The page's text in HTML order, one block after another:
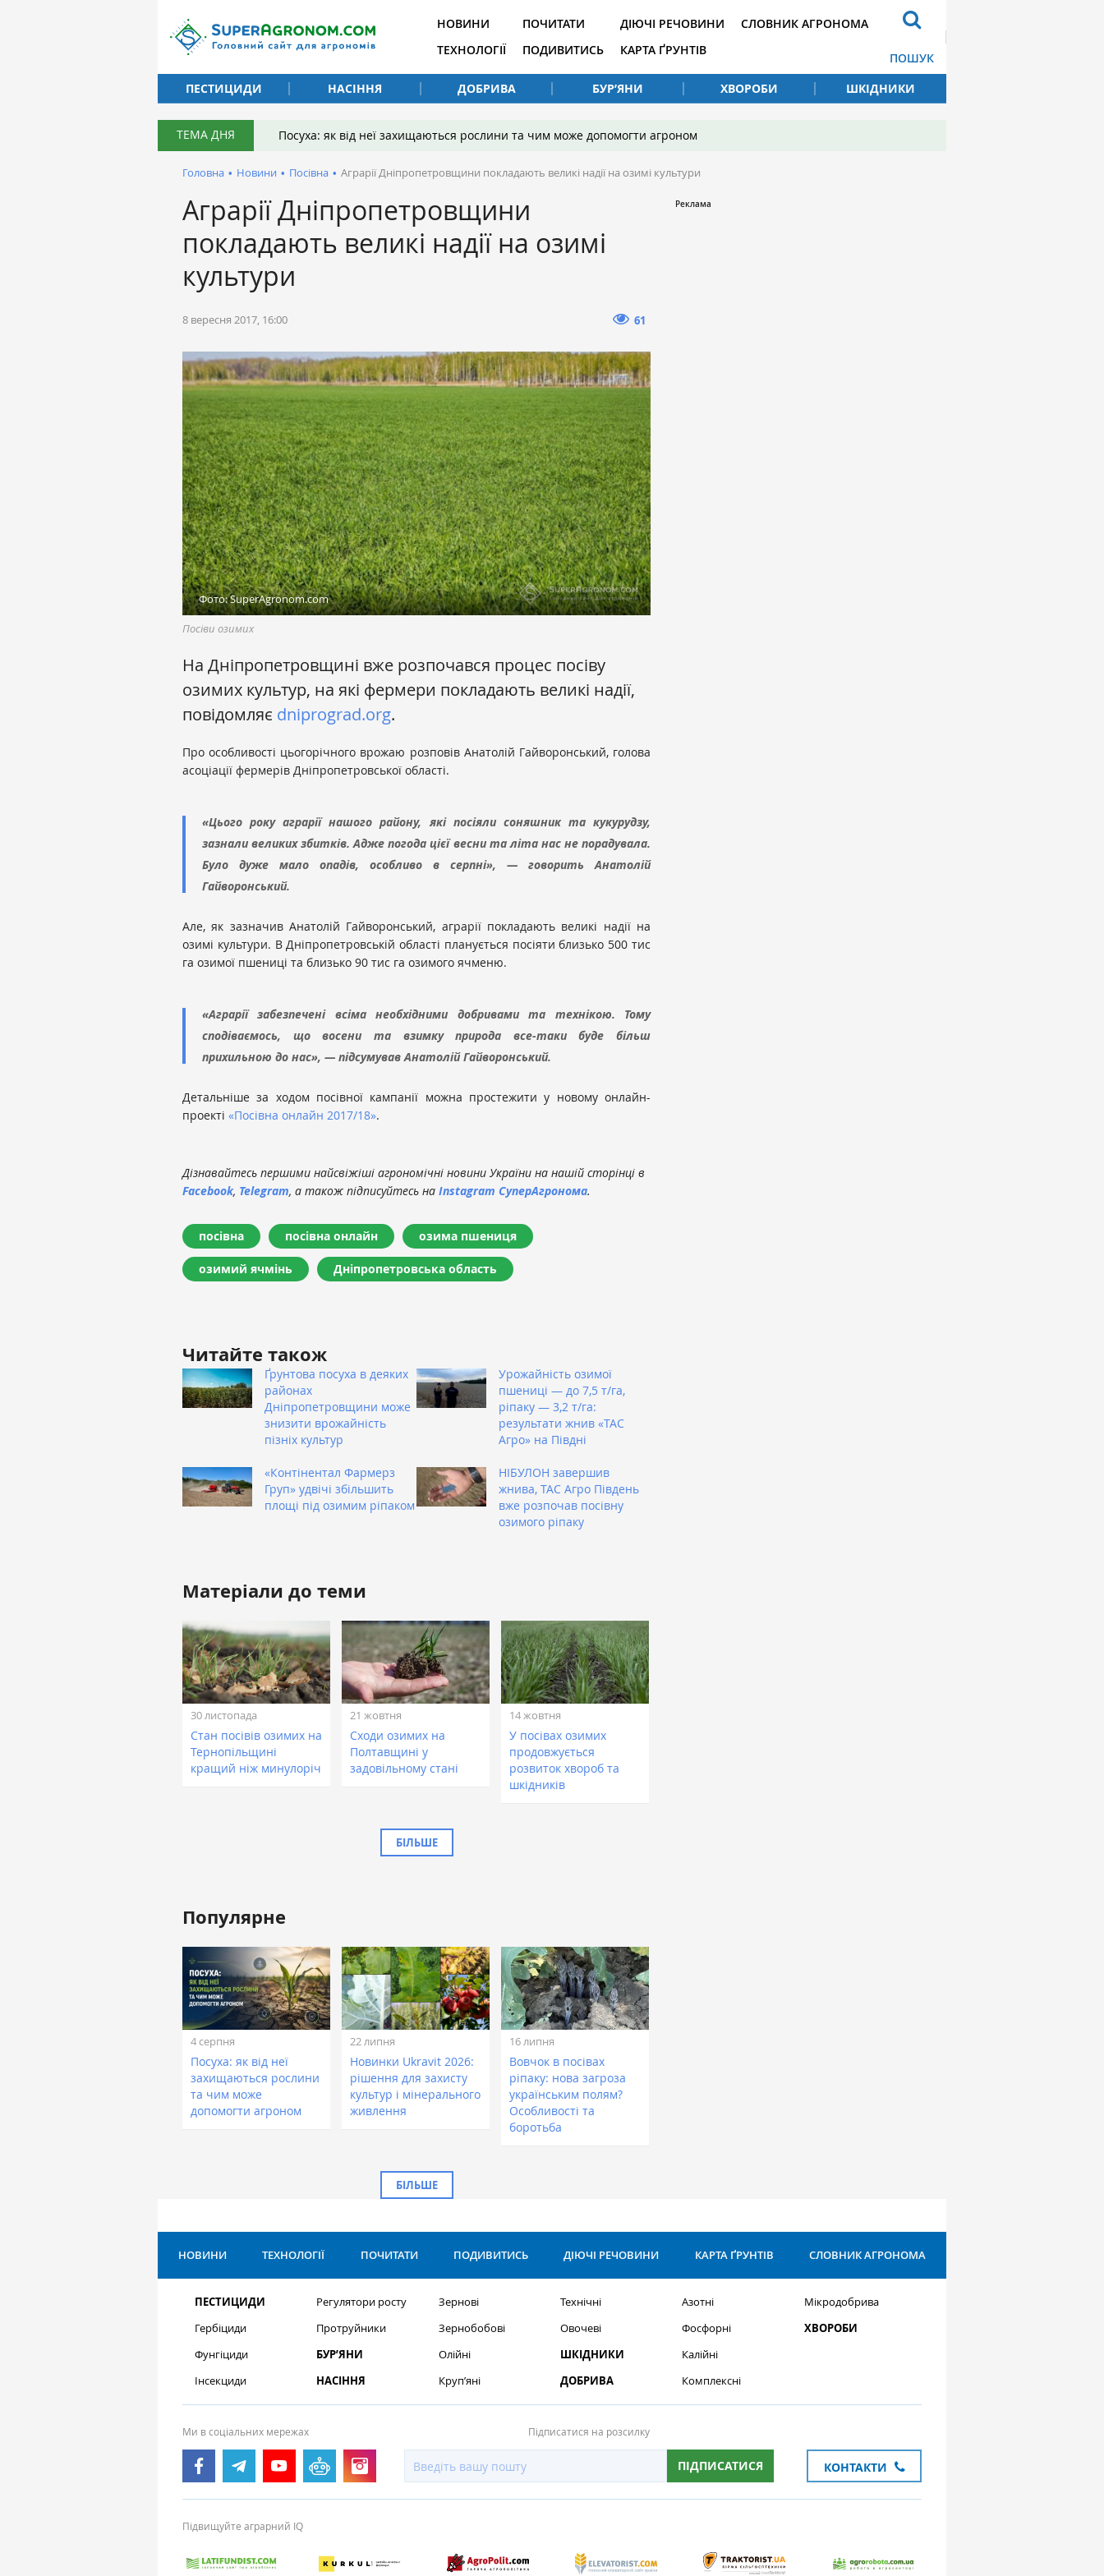
НОВИНИ
ТЕХНОЛОГІЇ
ПОЧИТАТИ
ПОДИВИТИСЬ
ДІЮЧІ РЕЧОВИНИ
КАРТА ҐРУНТІВ
СЛОВНИК АГРОНОМА
ПОШУК
ПЕСТИЦИДИ
НАСІННЯ ДОБРИВА БУР’ЯНИ ХВОРОБИ ШКІДНИКИ
ТЕМА ДНЯ Посуха: як від неї захищаються рослини та чим може допомогти агроном
Головна • Новини • Посівна • Аграрії Дніпропетровщини покладають великі надії на озимі культури
Аграрії Дніпропетровщини
покладають великі надії на озимі
культури
8 вересня 2017, 16:00 61
Фото: SuperAgronom.com
Посіви озимих
На Дніпропетровщині вже розпочався процес посіву
озимих культур, на які фермери покладають великі надії,
повідомляє dniprograd.org.
Про особливості цьогорічного врожаю розповів Анатолій Гайворонський, голова
асоціації фермерів Дніпропетровської області.
«Цього року аграрії нашого району, які посіяли соняшник та кукурудзу,
зазнали великих збитків. Адже погода цієї весни та літа нас не порадувала.
Було дуже мало опадів, особливо в серпні», — говорить Анатолій
Гайворонський.
Але, як зазначив Анатолій Гайворонський, аграрії покладають великі надії на
озимі культури. В Дніпропетровській області планується посіяти близько 500 тис
га озимої пшениці та близько 90 тис га озимого ячменю.
«Аграрії забезпечені всіма необхідними добривами та технікою. Тому
сподіваємось, що восени та взимку природа все-таки буде більш
прихильною до нас», — підсумував Анатолій Гайворонський.
Детальніше за ходом посівної кампанії можна простежити у новому онлайн-
проекті «Посівна онлайн 2017/18».
Дізнавайтесь першими найсвіжіші агрономічні новини України на нашій сторінці в
Facebook, Telegram, а також підписуйтесь на Instagram СуперАгронома.
посівна посівна онлайн озима пшениця
озимий ячмінь Дніпропетровська область
Читайте також
Ґрунтова посуха в деяких
районах
Дніпропетровщини може
знизити врожайність
пізніх культур
Урожайність озимої
пшениці — до 7,5 т/га,
ріпаку — 3,2 т/га:
результати жнив «ТАС
Агро» на Півдні
«Контінентал Фармерз
Груп» удвічі збільшить
площі під озимим ріпаком
НІБУЛОН завершив
жнива, ТАС Агро Південь
вже розпочав посівну
озимого ріпаку
Матеріали до теми
30 листопада
Стан посівів озимих на
Тернопільщині
кращий ніж минулоріч
21 жовтня
Сходи озимих на
Полтавщині у
задовільному стані
14 жовтня
У посівах озимих
продовжується
розвиток хвороб та
шкідників
БІЛЬШЕ
Популярне
4 серпня
Посуха: як від неї
захищаються рослини
та чим може
допомогти агроном
22 липня
Новинки Ukravit 2026:
рішення для захисту
культур і мінерального
живлення
16 липня
Вовчок в посівах
ріпаку: нова загроза
українським полям?
Особливості та
боротьба
БІЛЬШЕ
НОВИНИ ТЕХНОЛОГІЇ ПОЧИТАТИ ПОДИВИТИСЬ ДІЮЧІ РЕЧОВИНИ КАРТА ҐРУНТІВ СЛОВНИК АГРОНОМА
ПЕСТИЦИДИ
Гербіциди
Фунгіциди
Інсекциди
Регулятори росту
Протруйники
БУР’ЯНИ
НАСІННЯ
Зернові
Зернобобові
Олійні
Круп’яні
Технічні
Овочеві
ШКІДНИКИ
ДОБРИВА
Азотні
Фосфорні
Калійні
Комплексні
Мікродобрива
ХВОРОБИ
Ми в соціальних мережах Підписатися на розсилку
ПІДПИСАТИСЯ КОНТАКТИ
Підвищуйте аграрний IQ